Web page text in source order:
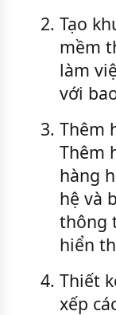
2. Tạo
mềm
làm
với
3. Thêm
Thêm
hàng
hệ và
thông
hiển
4. Thiết
xếp